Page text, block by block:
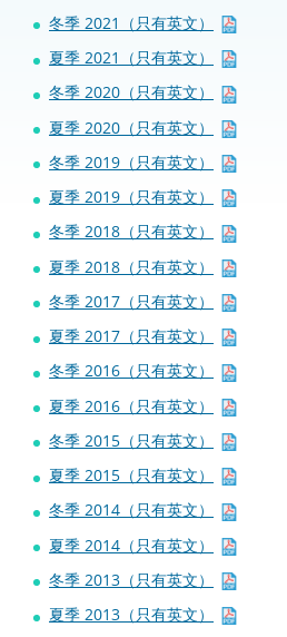
冬季 2021（只有英文）
夏季 2021（只有英文）
冬季 2020（只有英文）
夏季 2020（只有英文）
冬季 2019（只有英文）
夏季 2019（只有英文）
冬季 2018（只有英文）
夏季 2018（只有英文）
冬季 2017（只有英文）
夏季 2017（只有英文）
冬季 2016（只有英文）
夏季 2016（只有英文）
冬季 2015（只有英文）
夏季 2015（只有英文）
冬季 2014（只有英文）
夏季 2014（只有英文）
冬季 2013（只有英文）
夏季 2013（只有英文）